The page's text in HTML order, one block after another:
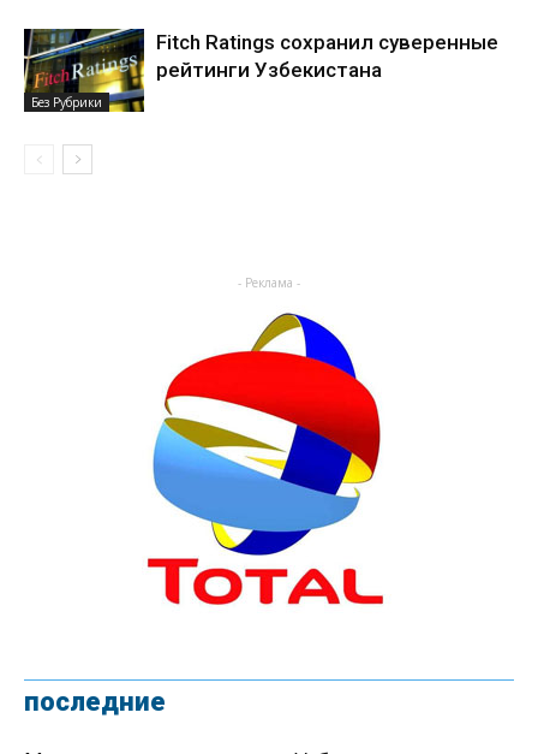
Без Рубрики
Fitch Ratings сохранил суверенные
рейтинги Узбекистана
- Реклама -
последние